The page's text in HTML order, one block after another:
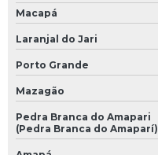
Macapá
Laranjal do Jari
Porto Grande
Mazagão
Pedra Branca do Amapari
(Pedra Branca do Amaparí)